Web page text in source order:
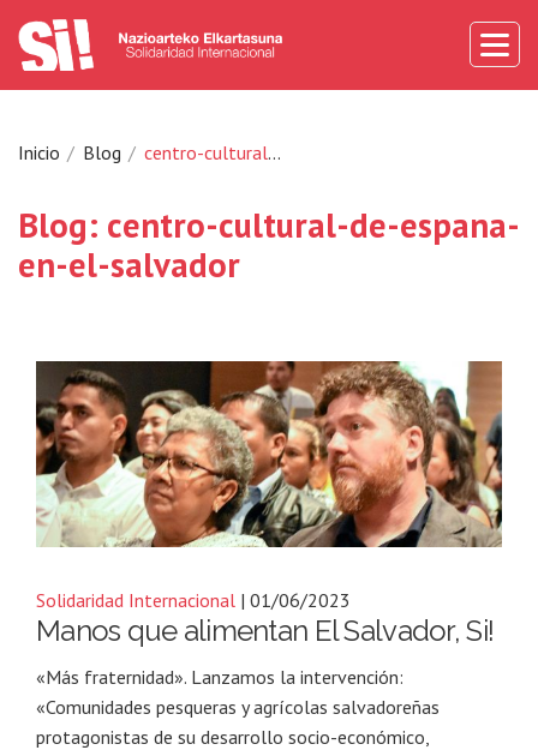
Inicio Blog centro-cultural-de-espana-en-el-salvador
Blog: centro-cultural-de-espana-
en-el-salvador
Solidaridad Internacional | 01/06/2023
Manos que alimentan El Salvador, Si!
«Más fraternidad». Lanzamos la intervención:
«Comunidades pesqueras y agrícolas salvadoreñas
protagonistas de su desarrollo socio-económico,